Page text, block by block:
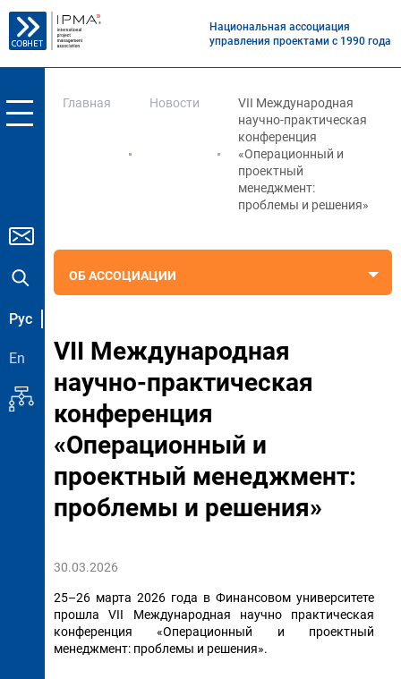
Национальная ассоциация
управления проектами с 1990 года
Рус
En
Главная Новости
VII Международная
научно-практическая
конференция
«Операционный и
проектный
менеджмент:
проблемы и решения»
ОБ АССОЦИАЦИИ
VII Международная
научно-практическая
конференция
«Операционный и
проектный менеджмент:
проблемы и решения»
30.03.2026
25–26 марта 2026 года в Финансовом университете
прошла VII Международная научно практическая
конференция «Операционный и проектный
менеджмент: проблемы и решения».